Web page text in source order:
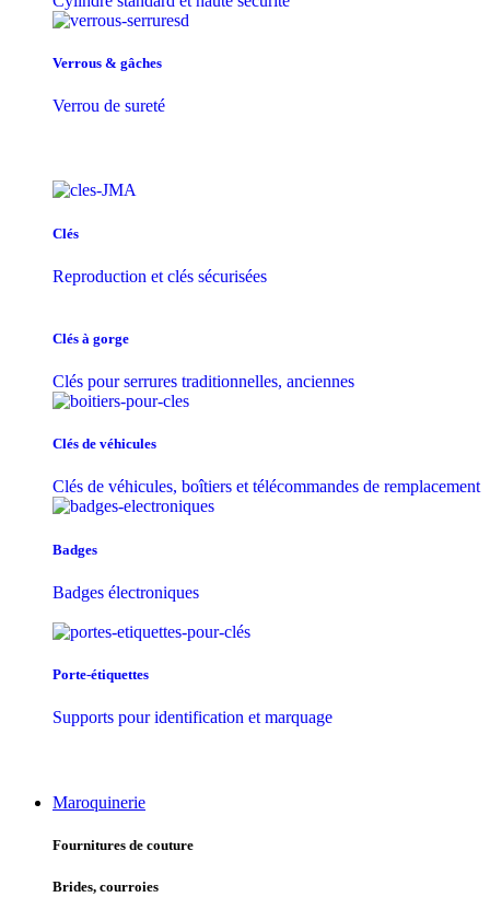
Verrous & gâches
Verrou de sureté
Clés
Reproduction et clés sécurisées
Clés à gorge
Clés pour serrures traditionnelles, anciennes
Clés de véhicules
Clés de véhicules, boîtiers et télécommandes de remplacement
Badges
Badges électroniques
Porte-étiquettes
Supports pour identification et marquage
Maroquinerie
Fournitures de couture
Brides, courroies